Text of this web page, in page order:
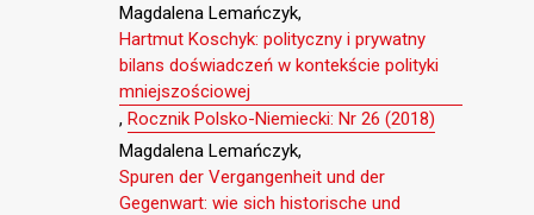
Magdalena Lemańczyk,
Hartmut Koschyk: polityczny i prywatny
bilans doświadczeń w kontekście polityki
mniejszościowej
, Rocznik Polsko-Niemiecki: Nr 26 (2018)
Magdalena Lemańczyk,
Spuren der Vergangenheit und der
Gegenwart: wie sich historische und